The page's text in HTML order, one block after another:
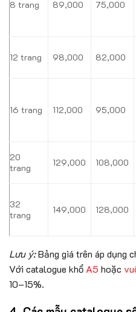
8 trang 89,000 75,000
12 trang 98,000 82,000
16 trang 112,000 95,000
20
trang
129,000 108,000
32
trang
149,000 128,000
Lưu ý:Bảng giá trên áp dụng
Với catalogue khổ A5 hoặc
10–15%.